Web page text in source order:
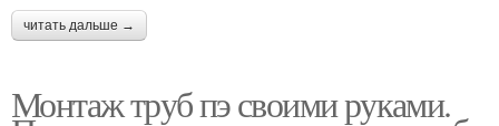
читать дальше →
Монтаж труб пэ своими руками.